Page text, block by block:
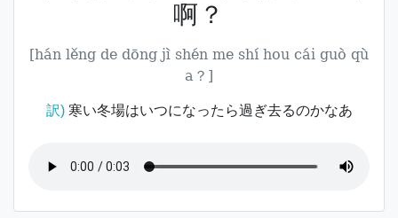
啊？
[hán lěng de dōng jì shén me shí hou cái guò qù
a？]
訳)寒い冬場はいつになったら過ぎ去るのかなあ